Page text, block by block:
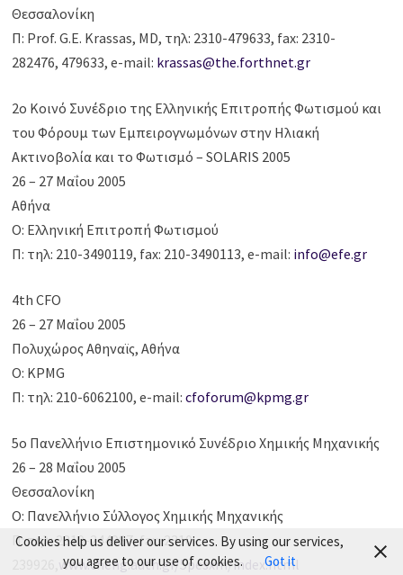
Θεσσαλονίκη
Π: Prof. G.E. Krassas, MD, τηλ: 2310-479633, fax: 2310-
282476, 479633, e-mail: krassas@the.forthnet.gr
2ο Κοινό Συνέδριο της Ελληνικής Επιτροπής Φωτισμού και
του Φόρουμ των Εμπειρογνωμόνων στην Ηλιακή
Ακτινοβολία και το Φωτισμό – SOLARIS 2005
26 – 27 Μαΐου 2005
Αθήνα
Ο: Ελληνική Επιτροπή Φωτισμού
Π: τηλ: 210-3490119, fax: 210-3490113, e-mail: info@efe.gr
4th CFO
26 – 27 Μαΐου 2005
Πολυχώρος Αθηναϊς, Αθήνα
Ο: KPMG
Π: τηλ: 210-6062100, e-mail:cfoforum@kpmg.gr
5ο Πανελλήνιο Επιστημονικό Συνέδριο Χημικής Μηχανικής
26 – 28 Μαΐου 2005
Θεσσαλονίκη
Ο: Πανελλήνιο Σύλλογος Χημικής Μηχανικής
Π: τηλ: 2310-244987, fax: 2310-
www.cheng.auth.gr/5pesxm/index.html
Cookies help us deliver our services. By using our services,
you agree to our use of cookies.
Got it